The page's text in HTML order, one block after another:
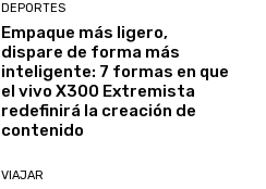
DEPORTES
Empaque más ligero,
dispare de forma más
inteligente: 7 formas en que
el vivo X300 Extremista
redefinirá la creación de
contenido
VIAJAR